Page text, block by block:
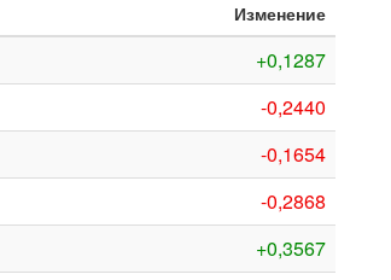
Изменение
+0,1287
-0,2440
-0,1654
-0,2868
+0,3567